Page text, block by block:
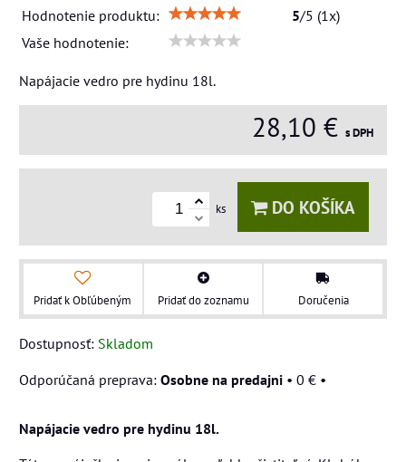
Hodnotenie produktu: 5/5 (1x)
Vaše hodnotenie:
Napájacie vedro pre hydinu 18l.
28,10 € s DPH
ks DO KOŠÍKA
Pridať k Obľúbeným Pridať do zoznamu Doručenia
Dostupnosť: Skladom
Osobne na predajni • 0 € •
Napájacie vedro pre hydinu 18l.